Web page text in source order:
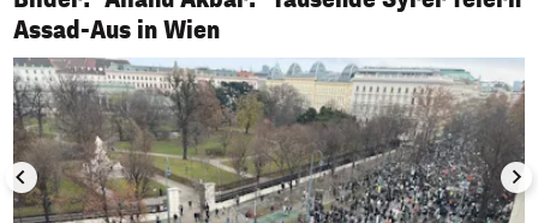
Assad-Aus in Wien
1/17